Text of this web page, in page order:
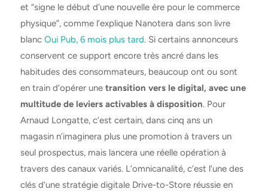
et “signe le début d’une nouvelle ère pour le commerce
physique”, comme l’explique Nanotera dans son livre
blanc Oui Pub, 6 mois plus tard. Si certains annonceurs
conservent ce support encore très ancré dans les
habitudes des consommateurs, beaucoup ont ou sont
en train d’opérer une transition vers le digital, avec une
multitude de leviers activables à disposition. Pour
Arnaud Longatte, c’est certain, dans cinq ans un
magasin n’imaginera plus une promotion à travers un
seul prospectus, mais lancera une réelle opération à
travers des canaux variés. L’omnicanalité, c’est l’une des
clés d’une stratégie digitale Drive-to-Store réussie en